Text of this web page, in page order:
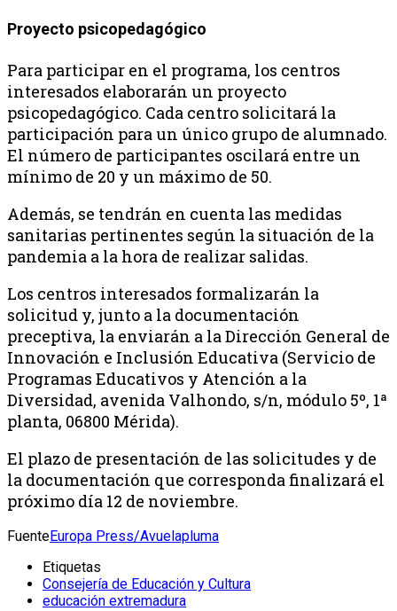
Proyecto psicopedagógico
Para participar en el programa, los centros
interesados elaborarán un proyecto
psicopedagógico. Cada centro solicitará la
participación para un único grupo de alumnado.
El número de participantes oscilará entre un
mínimo de 20 y un máximo de 50.
Además, se tendrán en cuenta las medidas
sanitarias pertinentes según la situación de la
pandemia a la hora de realizar salidas.
Los centros interesados formalizarán la
solicitud y, junto a la documentación
preceptiva, la enviarán a la Dirección General de
Innovación e Inclusión Educativa (Servicio de
Programas Educativos y Atención a la
Diversidad, avenida Valhondo, s/n, módulo 5º, 1ª
planta, 06800 Mérida).
El plazo de presentación de las solicitudes y de
la documentación que corresponda finalizará el
próximo día 12 de noviembre.
FuenteEuropa Press/Avuelapluma
Etiquetas
Consejería de Educación y Cultura
educación extremadura